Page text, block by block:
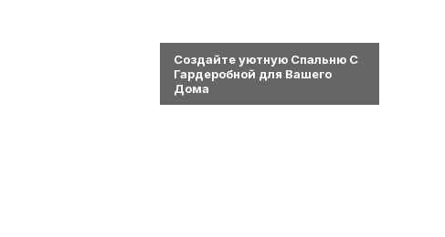
Создайте уютную Спальню С
Гардеробной для Вашего
Дома